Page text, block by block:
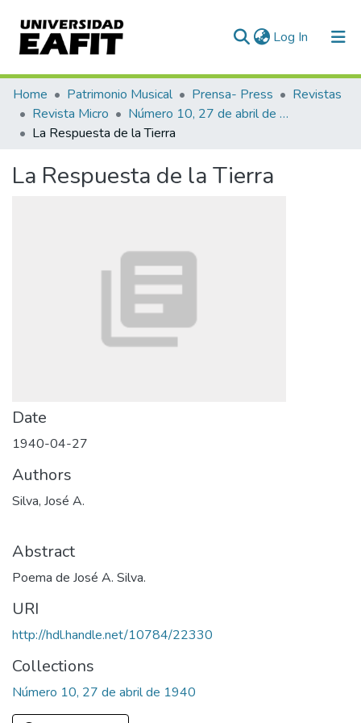
Log In (current)
Communities & Collections
All of DSpace
Home Patrimonio Musical Prensa- Press
Revistas
Revista Micro
Número 10, 27 de abril de 1940
La Respuesta de la Tierra
La Respuesta de la Tierra
Date
1940-04-27
Authors
Silva, José A.
Abstract
Poema de José A. Silva.
URI
http://hdl.handle.net/10784/22330
Collections
Número 10, 27 de abril de 1940